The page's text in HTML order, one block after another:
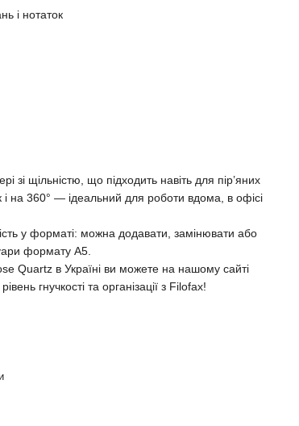
і нотаток
щільністю, що підходить навіть для пір’яних
і на 360° — ідеальний для роботи вдома, в офісі
у форматі: можна додавати, замінювати або
формату A5.
Quartz в Україні ви можете на нашому сайті
гнучкості та організації з Filofax!